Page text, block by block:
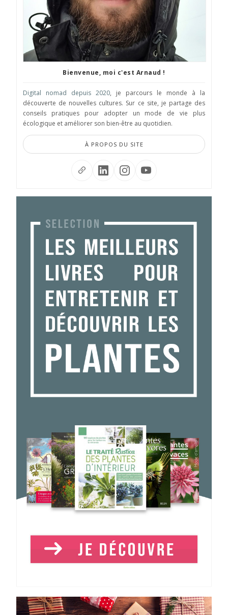
Bienvenue, moi c'est Arnaud !
Digital nomad depuis 2020, je parcours le monde à la
découverte de nouvelles cultures. Sur ce site, je partage des
conseils pratiques pour adopter un mode de vie plus
écologique et améliorer son bien-être au quotidien.
À PROPOS DU SITE